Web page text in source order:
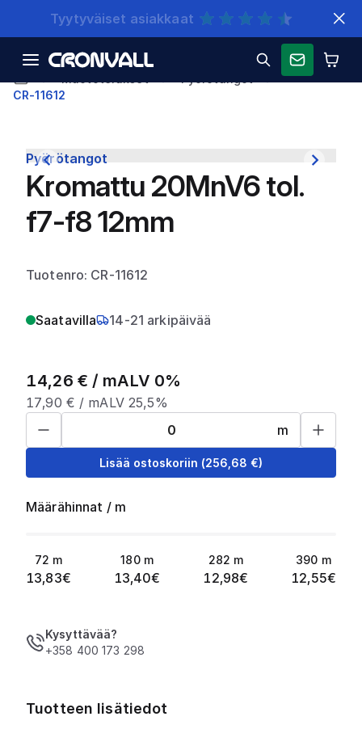
Nopeat toimitukset
CR-11612
Pyörötangot
Kromattu 20MnV6 tol.
f7-f8 12mm
Tuotenro: CR-11612
Saatavilla 14-21 arkipäivää
14,26 € / mALV 0%
17,90 € / mALV 25,5%
m
Lisää ostoskoriin (256,68 €)
Määrähinnat / m
72 m
13,83€
180 m
13,40€
282 m
12,98€
390 m
12,55€
Kysyttävää?
+358 400 173 298
Tuotteen lisätiedot